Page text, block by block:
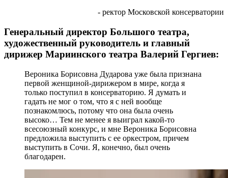
- ректор Московской консерватории
Генеральный директор Большого театра,
художественный руководитель и главный
дирижер Мариинского театра Валерий Гергиев:
Вероника Борисовна Дударова уже была признана
первой женщиной-дирижером в мире, когда я
только поступил в консерваторию. Я думать и
гадать не мог о том, что я с ней вообще
познакомлюсь, потому что она была очень
высоко… Тем не менее я выиграл какой-то
всесоюзный конкурс, и мне Вероника Борисовна
предложила выступить с ее оркестром, причем
выступить в Сочи. Я, конечно, был очень
благодарен.